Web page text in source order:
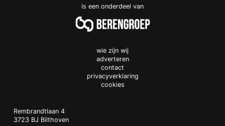
is een onderdeel van
wie zijn wij
adverteren
contact
privacyverklaring
cookies
Doof.nl
work
Rembrandtlaan 4
3723 BJ Bilthoven